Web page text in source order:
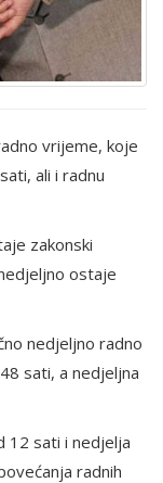
vrijeme, koje
ali i radnu
zakonski
ostaje
nedjeljno radno
sati, a nedjeljna
12 sati i nedjelja
radnih